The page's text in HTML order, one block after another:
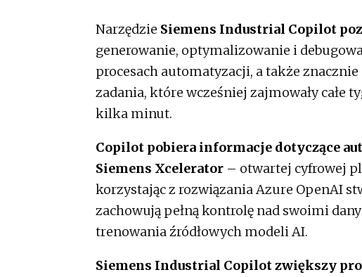
Narzędzie Siemens Industrial Copilot
generowanie, optymalizowanie i
procesach automatyzacji, a także
zadania, które wcześniej zajmowały całe
kilka minut.
Copilot pobiera informacje dotyczące
Siemens Xcelerator – otwartej cyfrowej
korzystając z rozwiązania Azure OpenAI
zachowują pełną kontrolę nad swoimi
trenowania źródłowych modeli AI.
Siemens Industrial Copilot zwiększy